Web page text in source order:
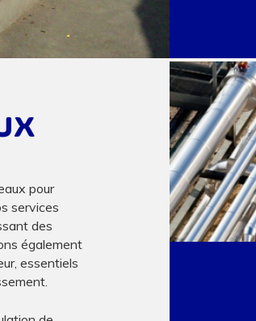
pour
services
des
également
essentiels